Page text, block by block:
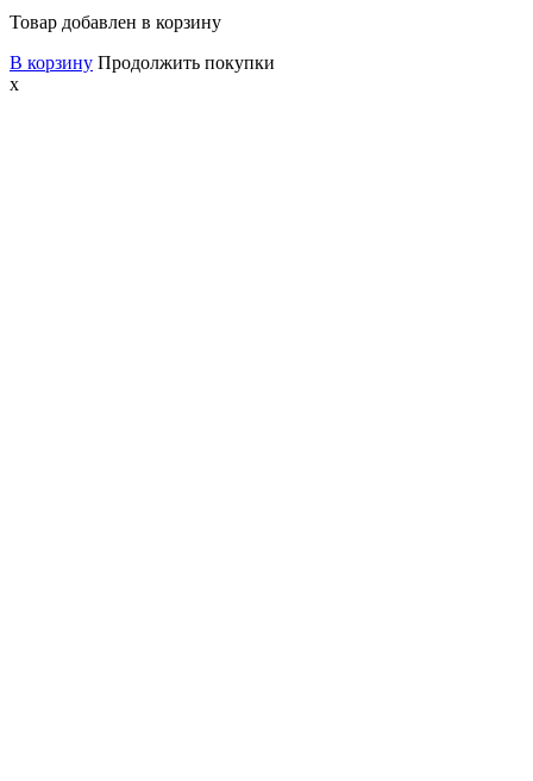
Товар добавлен в корзину
В корзину Продолжить покупки
x